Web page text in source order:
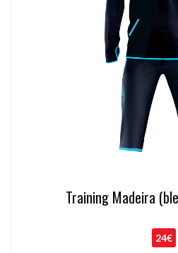
Training Madeira
24€